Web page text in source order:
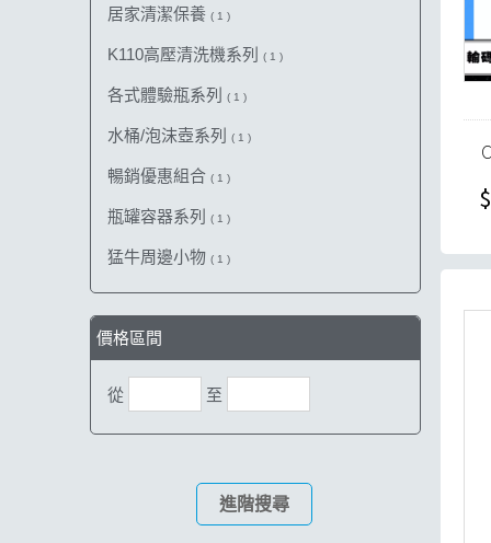
居家清潔保養 ( 1 )
K110高壓清洗機系列 ( 1 )
各式體驗瓶系列 ( 1 )
水桶/泡沫壺系列 ( 1 )
暢銷優惠組合 ( 1 )
瓶罐容器系列 ( 1 )
猛牛周邊小物 ( 1 )
價格區間
從 至
進階搜尋